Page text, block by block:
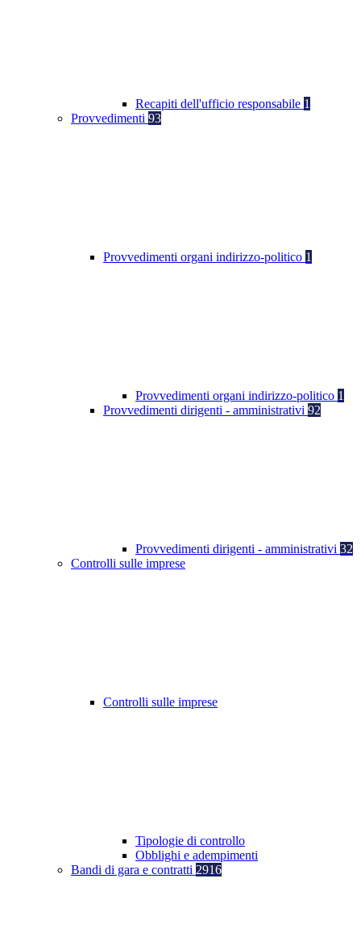
Recapiti dell'ufficio responsabile 1
Provvedimenti 93
Provvedimenti organi indirizzo-politico 1
Provvedimenti organi indirizzo-politico 1
Provvedimenti dirigenti - amministrativi 92
Provvedimenti dirigenti - amministrativi 32
Controlli sulle imprese
Controlli sulle imprese
Tipologie di controllo
Obblighi e adempimenti
Bandi di gara e contratti 2916